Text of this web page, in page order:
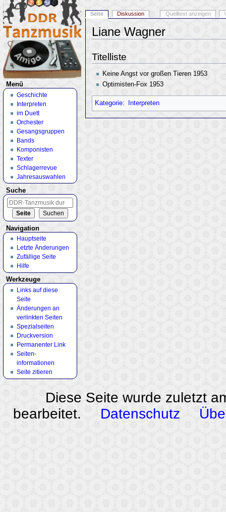
Liane Wagner
Titelliste
Keine Angst vor großen Tieren 1953
Optimisten-Fox 1953
Kategorie: Interpreten
Seite Diskussion Quelltext anzeigen
Menü
Geschichte
Interpreten
im Duett
Orchester
Gesangsgruppen
Bands
Komponisten
Texter
Schlagerrevue
Jahresauswahlen
Suche
Navigation
Hauptseite
Letzte Änderungen
Zufällige Seite
Hilfe
Werkzeuge
Links auf diese
Seite
Änderungen an
verlinkten Seiten
Spezialseiten
Druckversion
Permanenter Link
Seiten­
informationen
Seite zitieren
Diese Seite wurde zuletzt
bearbeitet.
Datenschutz